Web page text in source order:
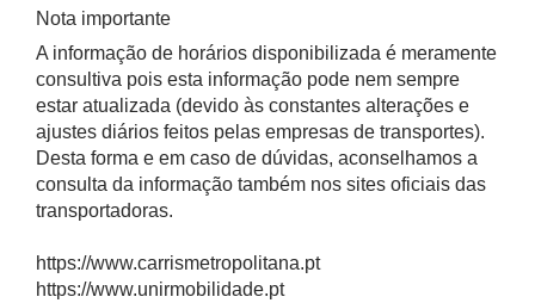
Nota importante
A informação de horários disponibilizada é meramente
consultiva pois esta informação pode nem sempre
estar atualizada (devido às constantes alterações e
ajustes diários feitos pelas empresas de transportes).
Desta forma e em caso de dúvidas, aconselhamos a
consulta da informação também nos sites oficiais das
transportadoras.
https://www.carrismetropolitana.pt
https://www.unirmobilidade.pt